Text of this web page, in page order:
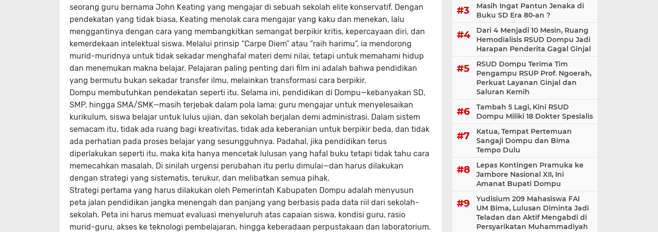
seorang guru bernama John Keating yang mengajar di sebuah sekolah elite konservatif. Dengan
pendekatan yang tidak biasa, Keating menolak cara mengajar yang kaku dan menekan, lalu
menggantinya dengan cara yang membangkitkan semangat berpikir kritis, kepercayaan diri, dan
kemerdekaan intelektual siswa. Melalui prinsip “Carpe Diem” atau “raih harimu”, ia mendorong
murid-muridnya untuk tidak sekadar menghafal materi demi nilai, tetapi untuk memahami hidup
dan menemukan makna belajar. Pelajaran paling penting dari film ini adalah bahwa pendidikan
yang bermutu bukan sekadar transfer ilmu, melainkan transformasi cara berpikir.
Dompu membutuhkan pendekatan seperti itu. Selama ini, pendidikan di Dompu—kebanyakan SD,
SMP, hingga SMA/SMK—masih terjebak dalam pola lama: guru mengajar untuk menyelesaikan
kurikulum, siswa belajar untuk lulus ujian, dan sekolah berjalan demi administrasi. Dalam sistem
semacam itu, tidak ada ruang bagi kreativitas, tidak ada keberanian untuk berpikir beda, dan tidak
ada perhatian pada proses belajar yang sesungguhnya. Padahal, jika pendidikan terus
diperlakukan seperti itu, maka kita hanya mencetak lulusan yang hafal buku tetapi tidak tahu cara
memecahkan masalah. Di sinilah urgensi perubahan itu perlu dimulai—dan harus dilakukan
dengan strategi yang sistematis, terukur, dan melibatkan semua pihak.
Strategi pertama yang harus dilakukan oleh Pemerintah Kabupaten Dompu adalah menyusun
peta jalan pendidikan jangka menengah dan panjang yang berbasis pada data riil dari sekolah-
sekolah. Peta ini harus memuat evaluasi menyeluruh atas capaian siswa, kondisi guru, rasio
murid-guru, akses ke teknologi pembelajaran, hingga keberadaan perpustakaan dan laboratorium.
Masih Ingat Pantun Jenaka di
Buku SD Era 80-an ?
Dari 4 Menjadi 10 Mesin, Ruang
Hemodialisis RSUD Dompu Jadi
Harapan Penderita Gagal Ginjal
RSUD Dompu Terima Tim
Pengampu RSUP Prof. Ngoerah,
Perkuat Layanan Ginjal dan
Saluran Kemih
Tambah 5 Lagi, Kini RSUD
Dompu Miliki 18 Dokter Spesialis
Katua, Tempat Pertemuan
Sangaji Dompu dan Bima
Tempo Dulu
Lepas Kontingen Pramuka ke
Jambore Nasional XII, Ini
Amanat Bupati Dompu
Yudisium 209 Mahasiswa FAI
UM Bima, Lulusan Diminta Jadi
Teladan dan Aktif Mengabdi di
Persyarikatan Muhammadiyah